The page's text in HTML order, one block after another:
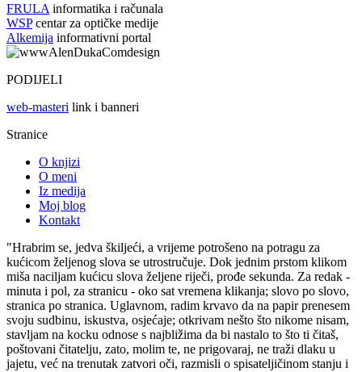
FRULA informatika i računala
WSPcentar za optičke medije
Alkemija informativni portal
PODIJELI
web-masteri link i banneri
Stranice
O knjizi
O meni
Iz medija
Moj blog
Kontakt
"Hrabrim se, jedva škiljeći, a vrijeme potrošeno na potragu za
kućicom željenog slova se utrostručuje. Dok jednim prstom klikom
miša naciljam kućicu slova željene riječi, prođe sekunda. Za redak -
minuta i pol, za stranicu - oko sat vremena klikanja; slovo po slovo,
stranica po stranica. Uglavnom, radim krvavo da na papir prenesem
svoju sudbinu, iskustva, osjećaje; otkrivam nešto što nikome nisam,
stavljam na kocku odnose s najbližima da bi nastalo to što ti čitaš,
poštovani čitatelju, zato, molim te, ne prigovaraj, ne traži dlaku u
jajetu, već na trenutak zatvori oči, razmisli o spisateljičinom stanju i